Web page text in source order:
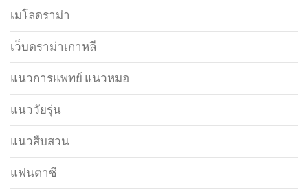
เมโลดราม่า
เว็บดราม่าเกาหลี
แนวการแพทย์ แนวหมอ
แนววัยรุ่น
แนวสืบสวน
แฟนตาซี